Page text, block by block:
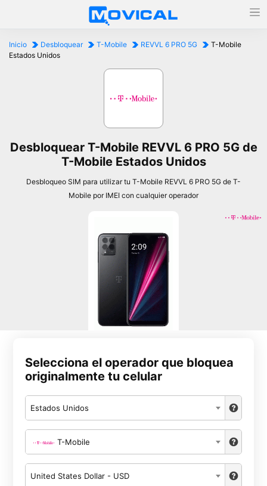
Inicio Desbloquear T-Mobile REVVL 6 PRO 5G
T-Mobile
Estados Unidos
Desbloquear T-Mobile REVVL 6 PRO 5G de
T-Mobile Estados Unidos
Desbloqueo SIM para utilizar tu T-Mobile REVVL 6 PRO 5G de T-
Mobile por IMEI con cualquier operador
Selecciona el operador que bloquea
originalmente tu celular
Estados Unidos
T-Mobile
United States Dollar - USD